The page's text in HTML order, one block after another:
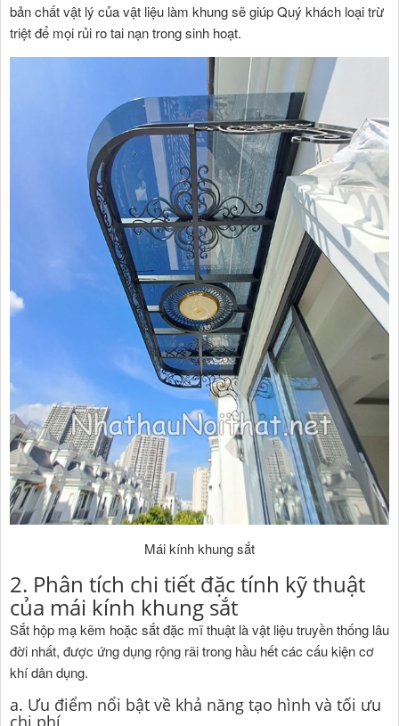
bản chất vật lý của vật liệu làm khung sẽ giúp Quý khách loại trừ
triệt để mọi rủi ro tai nạn trong sinh hoạt.
Mái kính khung sắt
2. Phân tích chi tiết đặc tính kỹ thuật
của mái kính khung sắt
Sắt hộp mạ kẽm hoặc sắt đặc mĩ thuật là vật liệu truyền thống lâu
đời nhất, được ứng dụng rộng rãi trong hầu hết các cấu kiện cơ
khí dân dụng.
a. Ưu điểm nổi bật về khả năng tạo hình và tối ưu